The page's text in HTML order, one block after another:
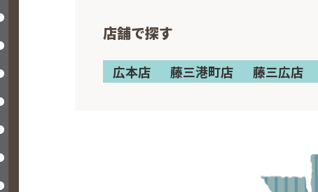
店舗で探す
広本店 藤三港町店 藤三広店